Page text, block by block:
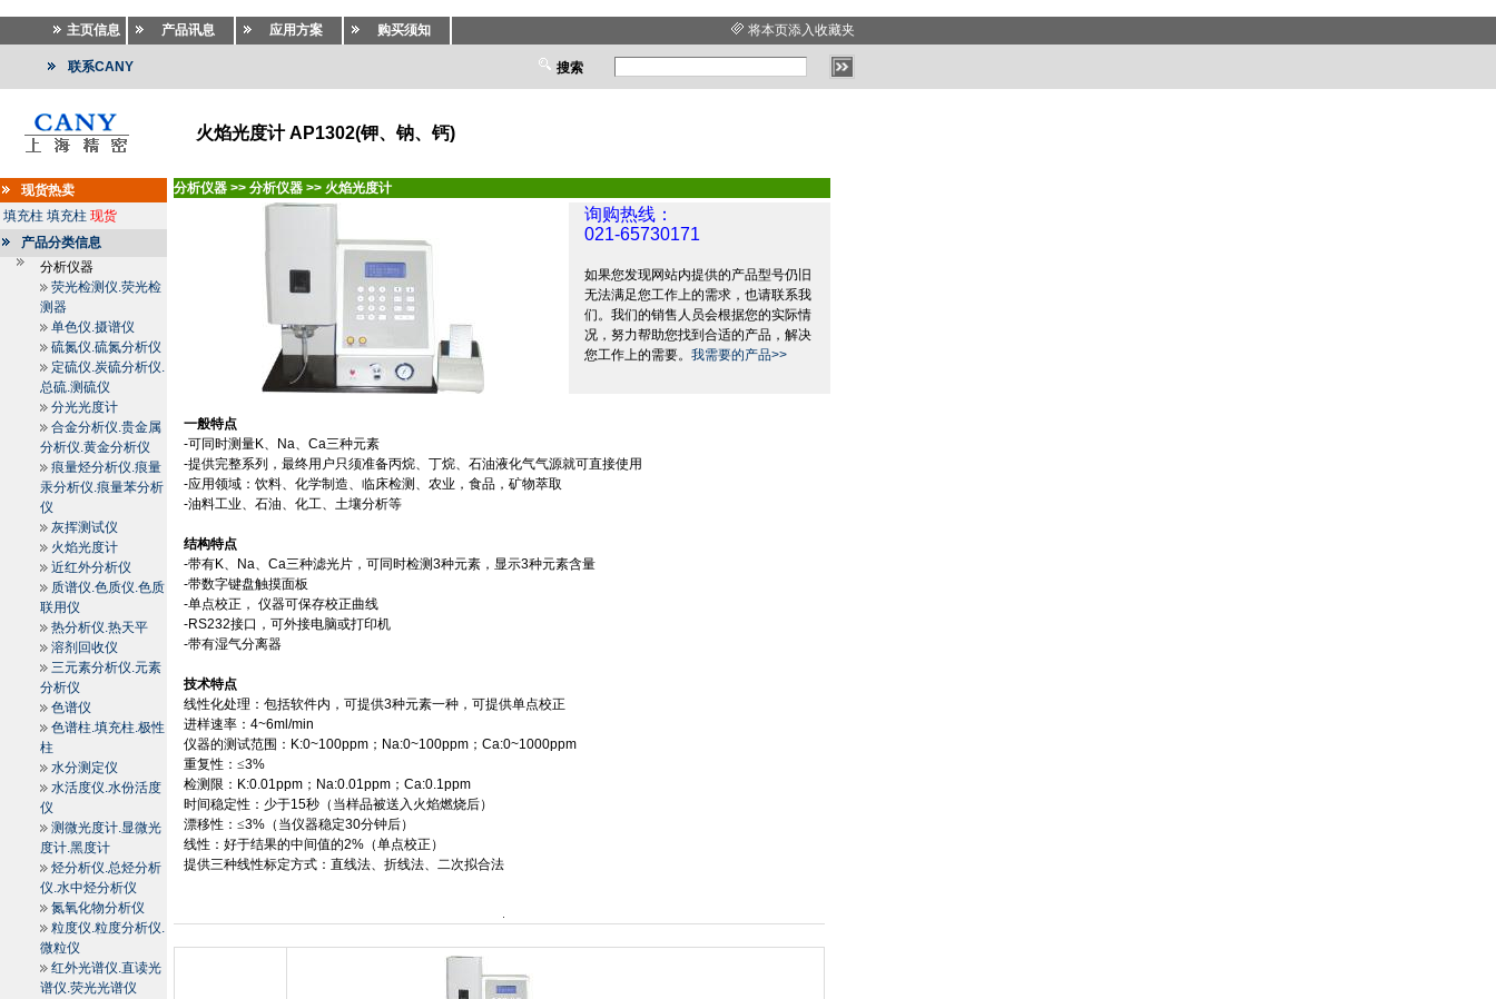
主页信息 产品讯息 应用方案 购买须知 将本页添入收藏夹
联系CANY 搜索
火焰光度计 AP1302(钾、钠、钙)
现货热卖
填充柱 填充柱 现货
产品分类信息
分析仪器
荧光检测仪.荧光检
测器
单色仪.摄谱仪
硫氮仪.硫氮分析仪
定硫仪.炭硫分析仪.
总硫.测硫仪
分光光度计
合金分析仪.贵金属
分析仪.黄金分析仪
痕量烃分析仪.痕量
汞分析仪.痕量苯分析
仪
灰挥测试仪
火焰光度计
近红外分析仪
质谱仪.色质仪.色质
联用仪
热分析仪.热天平
溶剂回收仪
三元素分析仪.元素
分析仪
色谱仪
色谱柱.填充柱.极性
柱
水分测定仪
水活度仪.水份活度
仪
测微光度计.显微光
度计.黑度计
烃分析仪.总烃分析
仪.水中烃分析仪
氮氧化物分析仪
粒度仪.粒度分析仪.
微粒仪
红外光谱仪.直读光
谱仪.荧光光谱仪
分析仪器 >> 分析仪器 >> 火焰光度计
询购热线：
021-65730171
如果您发现网站内提供的产品型号仍旧
无法满足您工作上的需求，也请联系我
们。我们的销售人员会根据您的实际情
况，努力帮助您找到合适的产品，解决
您工作上的需要。 我需要的产品>>
一般特点
-可同时测量K、 Na、Ca三种元素
-提供完整系列，最终用户只须准备丙烷、丁烷、石油液化气气源就可直接使用
-应用领域：饮料、化学制造、临床检测、农业，食品，矿物萃取
-油料工业、石油、化工、土壤分析等
结构特点
-带有K、 Na、Ca三种滤光片，可同时检测3种元素，显示3种元素含量
-带数字键盘触摸面板
-单点校正， 仪器可保存校正曲线
-RS232接口，可外接电脑或打印机
-带有湿气分离器
技术特点
线性化处理：包括软件内，可提供3种元素一种，可提供单点校正
进样速率：4~6ml/min
仪器的测试范围： K:0~100ppm ； Na:0~100ppm ；Ca:0~1000ppm
重复性：≤3%
检测限： K:0.01ppm ； Na:0.01ppm ；Ca:0.1ppm
时间稳定性：少于15秒（当样品被送入火焰燃烧后）
漂移性：≤3% （当仪器稳定30分钟后）
线性：好于结果的中间值的2% （单点校正）
提供三种线性标定方式：直线法、折线法、二次拟合法